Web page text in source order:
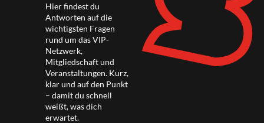
Hier findest du
Antworten auf die
wichtigsten Fragen
rund um das VIP-
Netzwerk,
Mitgliedschaft und
Veranstaltungen. Kurz,
klar und auf den Punkt
– damit du schnell
weißt, was dich
erwartet.